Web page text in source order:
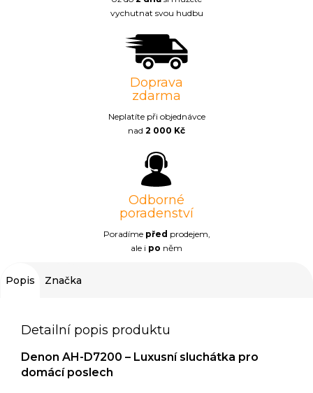
vychutnat svou hudbu
Doprava
zdarma
Neplatíte při objednávce
nad 2 000 Kč
Odborné
poradenství
Poradíme před prodejem,
ale i po něm
Popis Značka
Detailní popis produktu
Denon AH-D7200 – Luxusní sluchátka pro
domácí poslech